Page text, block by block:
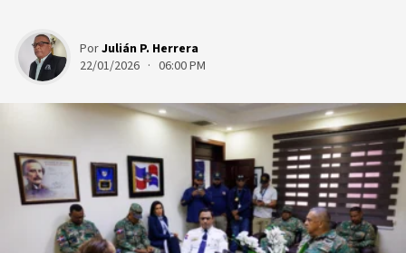
PorJulián P. Herrera
22/01/2026 · 06:00 PM